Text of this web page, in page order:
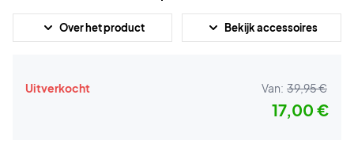
Over het product Bekijk accessoires
Uitverkocht Van: 39,95 €
17,00 €